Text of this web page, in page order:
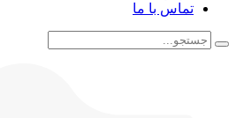
تماس با ما